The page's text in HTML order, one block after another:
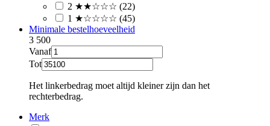
2 ★★☆☆☆ (22)
1 ★☆☆☆☆ (45)
Minimale bestelhoeveelheid
3 500
Vanaf
Tot
Het linkerbedrag moet altijd kleiner zijn dan het
rechterbedrag.
Merk